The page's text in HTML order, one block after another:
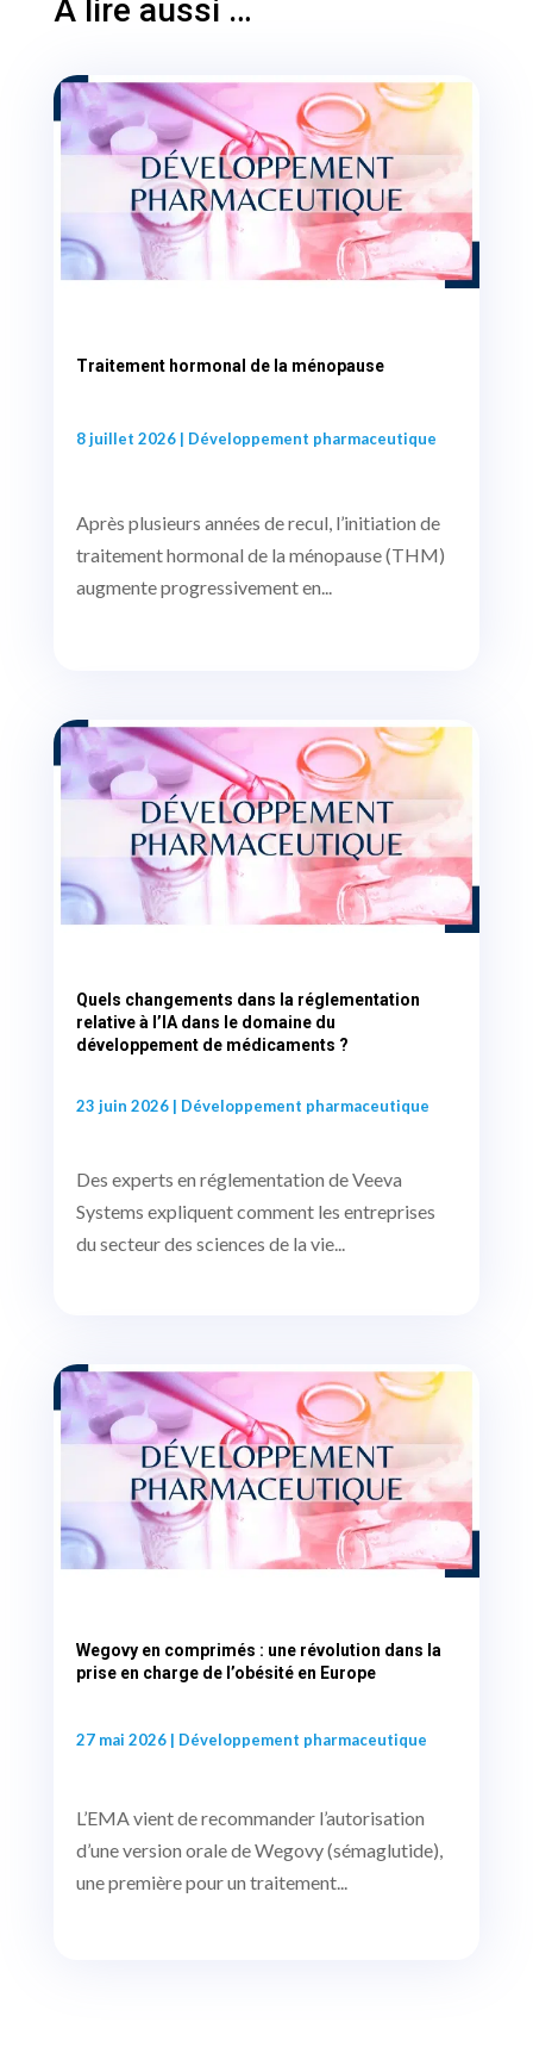
A lire aussi …
Traitement hormonal de la ménopause
8 juillet 2026| Développement pharmaceutique
Après plusieurs années de recul, l’initiation de
traitement hormonal de la ménopause (THM)
augmente progressivement en...
Quels changements dans la réglementation
relative à l’IA dans le domaine du
développement de médicaments ?
23 juin 2026| Développement pharmaceutique
Des experts en réglementation de Veeva
Systems expliquent comment les entreprises
du secteur des sciences de la vie...
Wegovy en comprimés : une révolution dans la
prise en charge de l’obésité en Europe
27 mai 2026| Développement pharmaceutique
L’EMA vient de recommander l’autorisation
d’une version orale de Wegovy (sémaglutide),
une première pour un traitement...